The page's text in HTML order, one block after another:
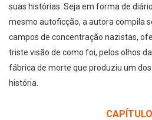
suas histórias. Seja em forma de
mesmo autoficção, a autora compila
campos de concentração nazistas,
triste visão de como foi, pelos olhos
fábrica de morte que produziu um
história.